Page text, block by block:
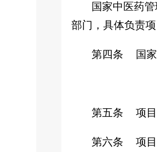
国家中医药管
部门，具体负责
第四条 国
第五条 项
第六条 项